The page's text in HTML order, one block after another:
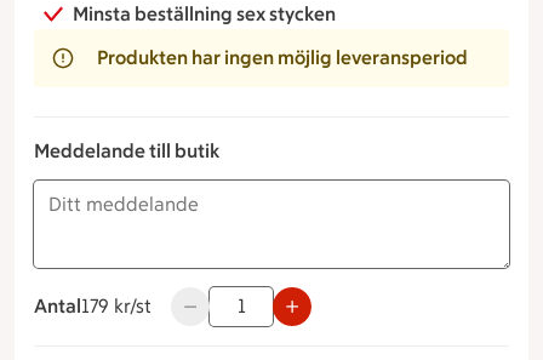
Minsta beställning sex stycken
Produkten har ingen möjlig leveransperiod
Meddelande till butik
Antal
179 kronor styck
179 kr/st Använd knapparna för att minska eller